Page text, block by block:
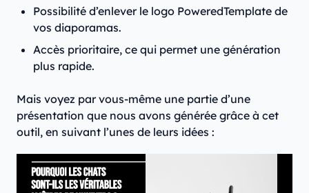
Possibilité d’enlever le logo PoweredTemplate de
vos diaporamas.
Accès prioritaire, ce qui permet une génération
plus rapide.
Mais voyez par vous-même une partie d’une
présentation que nous avons générée grâce à cet
outil, en suivant l’unes de leurs idées :